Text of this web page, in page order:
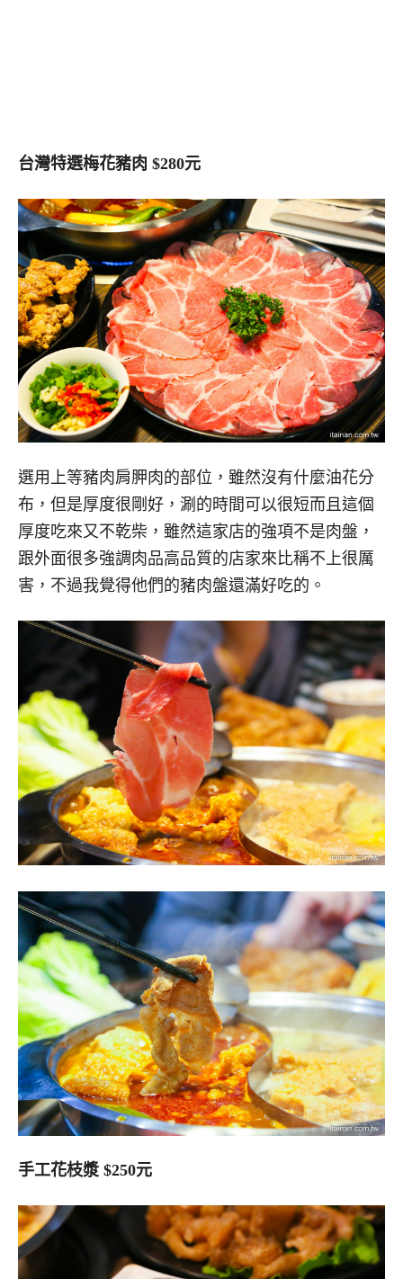
台灣特選梅花豬肉 $280元
選用上等豬肉肩胛肉的部位，雖然沒有什麼油花分
布，但是厚度很剛好，涮的時間可以很短而且這個
厚度吃來又不乾柴，雖然這家店的強項不是肉盤，
跟外面很多強調肉品高品質的店家來比稱不上很厲
害，不過我覺得他們的豬肉盤還滿好吃的。
手工花枝漿 $250元